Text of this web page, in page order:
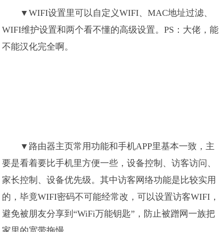
▼WIFI设置里可以自定义WIFI、MAC地址过滤、
WIFI维护设置和两个看不懂的高级设置。PS：大佬，能
不能汉化完全啊。
▼路由器主页常用功能和手机APP里基本一致，主
要是看着要比手机里方便一些，设备控制、访客访问、
家长控制、设备优先级。其中访客网络功能是比较实用
的，毕竟WIFI密码不可能经常改，可以设置访客WIFI，
避免被朋友分享到“WiFi万能钥匙”，防止被蹭网一族把